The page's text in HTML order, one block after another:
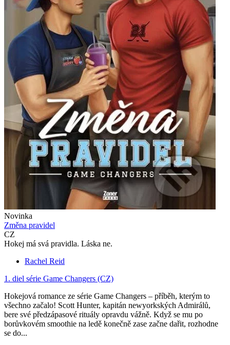
Novinka
Změna pravidel
CZ
Hokej má svá pravidla. Láska ne.
Rachel Reid
1. diel série Game Changers (CZ)
Hokejová romance ze série Game Changers – příběh, kterým to
všechno začalo! Scott Hunter, kapitán newyorkských Admirálů,
bere své předzápasové rituály opravdu vážně. Když se mu po
borůvkovém smoothie na ledě konečně zase začne dařit, rozhodne
se do...